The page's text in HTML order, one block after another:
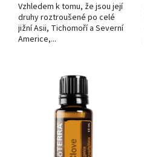
Vzhledem k tomu, že jsou její
druhy roztroušené po celé
jižní Asii, Tichomoří a Severní
Americe,...